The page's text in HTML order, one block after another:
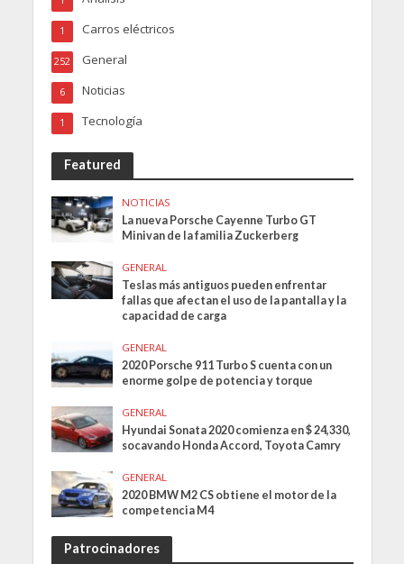
Carros eléctricos
1
General
252
Noticias
6
Tecnología
1
Featured
NOTICIAS
La nueva Porsche Cayenne Turbo GT
Minivan de la familia Zuckerberg
GENERAL
Teslas más antiguos pueden enfrentar
fallas que afectan el uso de la pantalla y la
capacidad de carga
GENERAL
2020 Porsche 911 Turbo S cuenta con un
enorme golpe de potencia y torque
GENERAL
Hyundai Sonata 2020 comienza en $ 24,330,
socavando Honda Accord, Toyota Camry
GENERAL
2020 BMW M2 CS obtiene el motor de la
competencia M4
Patrocinadores